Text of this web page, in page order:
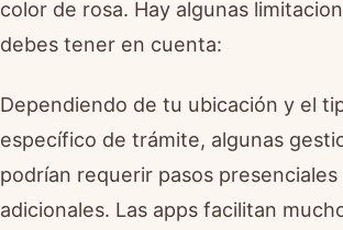
color de rosa. Hay algunas
debes tener en cuenta:
Dependiendo de tu ubicación y el
específico de trámite, algunas
podrían requerir pasos presenciales
adicionales. Las apps facilitan